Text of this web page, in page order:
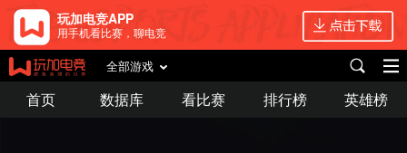
玩加电竞APP
用手机看比赛，聊电竞
全部游戏
首页 数据库 看比赛 排行榜 英雄榜